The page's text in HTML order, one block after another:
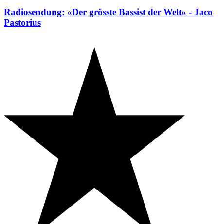
Radiosendung: «Der grösste Bassist der Welt» - Jaco
Pastorius